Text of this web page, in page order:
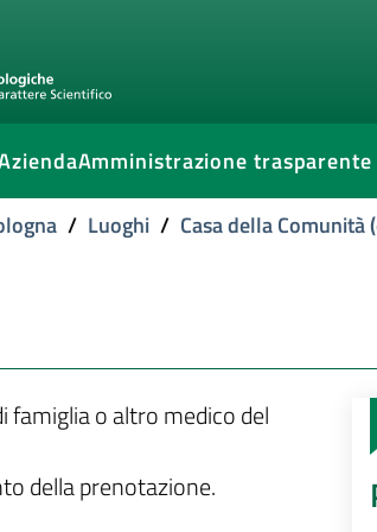
Amministrazione trasparente
/ Luoghi / Casa della Comunità
famiglia o altro medico del
della prenotazione.